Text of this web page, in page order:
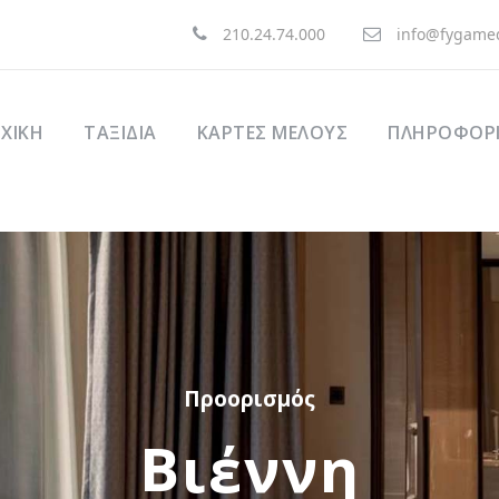
210.24.74.000
ΤΑΞΊΔΙΑ ΚΑΡΤΕΣ ΜΕΛΟΥΣ
Προορισμός
Βιέννη